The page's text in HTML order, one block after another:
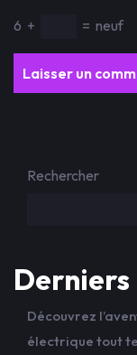
6 + = neuf
Rechercher
Derniers
Découvrez
électrique tout